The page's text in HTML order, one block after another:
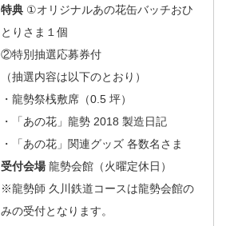
特典 ①オリジナルあの花缶バッチおひ
とりさま１個
②特別抽選応募券付
（抽選内容は以下のとおり）
・龍勢祭桟敷席（0.5 坪）
・「あの花」龍勢 2018 製造日記
・「あの花」関連グッズ 各数名さま
受付会場龍勢会館（火曜定休日）
※龍勢師 久川鉄道コースは龍勢会館の
みの受付となります。